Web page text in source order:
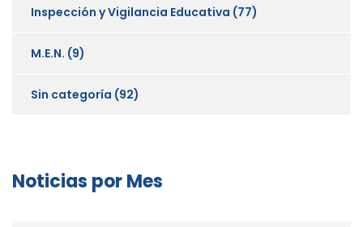
Inspección y Vigilancia Educativa (77)
M.E.N. (9)
Sin categoría (92)
Noticias por Mes